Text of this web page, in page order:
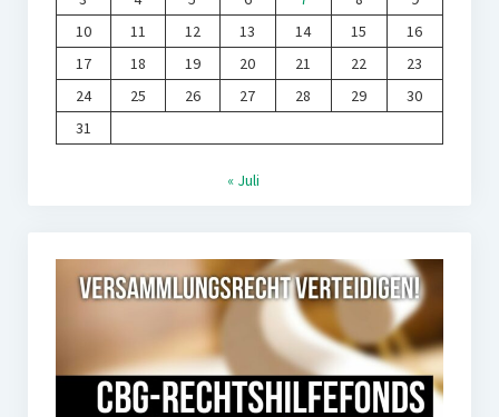
10
11 12 13 14 15
16
17
18 19 20 21 22
23
24
25 26 27 28 29
30
31
« Juli